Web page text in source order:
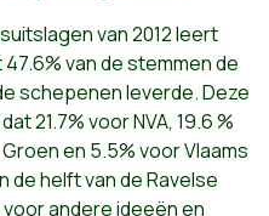
van 2012 leert
van de stemmen de
schepenen leverde. Deze
21.7% voor NVA, 19.6 %
en 5.5% voor Vlaams
de helft van de Ravelse
andere ideeën en